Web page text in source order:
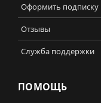
Оформить подписку
Отзывы
Служба поддержки
ПОМОЩЬ